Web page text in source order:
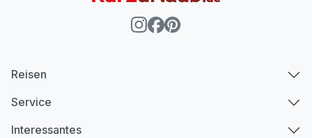
Reisen
Service
Interessantes